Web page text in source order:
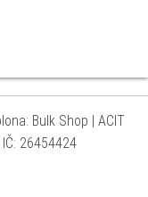
Bulk Shop | ACIT
26454424